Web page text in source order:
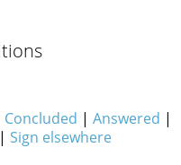
Concluded | Answered |
|Sign elsewhere